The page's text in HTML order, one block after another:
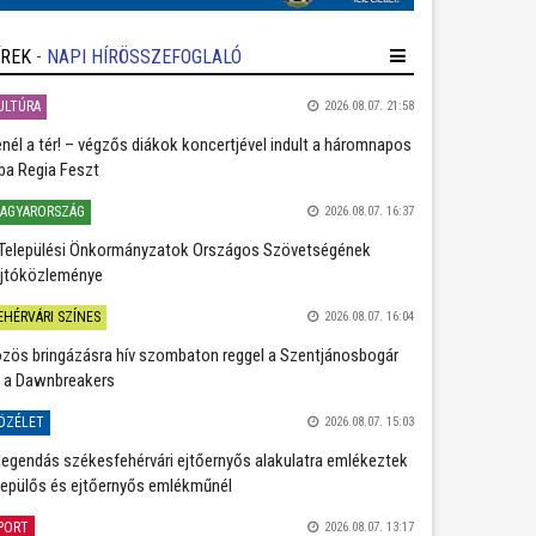
- NAPI HÍRÖSSZEFOGLALÓ
2026.08.07. 21:58
a tér! – végzős diákok koncertjével indult a háromnapos
Regia Feszt
2026.08.07. 16:37
Önkormányzatok Országos Szövetségének
SZÍNES 2026.08.07. 16:04
bringázásra hív szombaton reggel a Szentjánosbogár
Dawnbreakers
2026.08.07. 15:03
székesfehérvári ejtőernyős alakulatra emlékeztek
és ejtőernyős emlékműnél
2026.08.07. 13:17